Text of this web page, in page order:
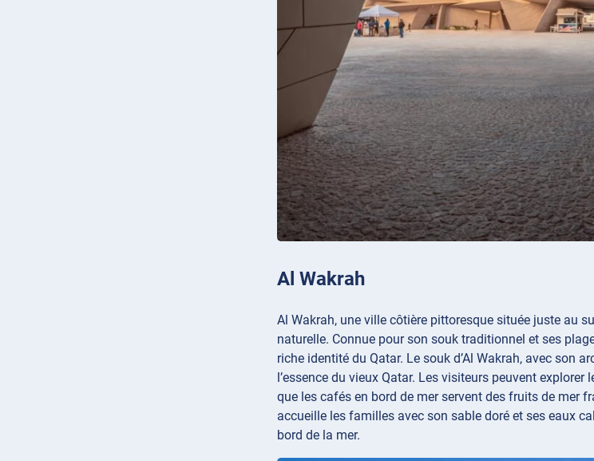
Al Wakrah
Al Wakrah, une ville côtière pittoresque située juste au
naturelle. Connue pour son souk traditionnel et ses
riche identité du Qatar. Le souk d’Al Wakrah, avec son
l’essence du vieux Qatar. Les visiteurs peuvent
que les cafés en bord de mer servent des fruits de mer
accueille les familles avec son sable doré et ses eaux
bord de la mer.